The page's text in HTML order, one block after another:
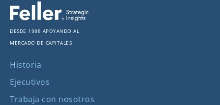
Desde 1988 apoyando al
mercado de capitales
Historia
Ejecutivos
Trabaja con nosotros